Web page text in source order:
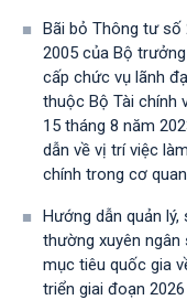
Bãi bỏ Thông tư số
2005 của Bộ
cấp chức vụ lãnh
thuộc Bộ Tài chính
15 tháng 8 năm
dẫn về vị trí việc
chính trong cơ
Hướng dẫn quản
thường xuyên
mục tiêu quốc gia
triển giai đoạn